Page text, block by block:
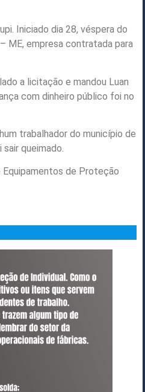
Iniciado dia 28, véspera do
ME, empresa contratada para
a licitação e mandou Luan
com dinheiro público foi no
trabalhador do município de
queimado.
de Proteção